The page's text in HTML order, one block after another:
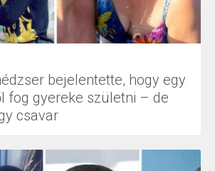
bejelentette, hogy egy
fog gyereke születni – de
csavar